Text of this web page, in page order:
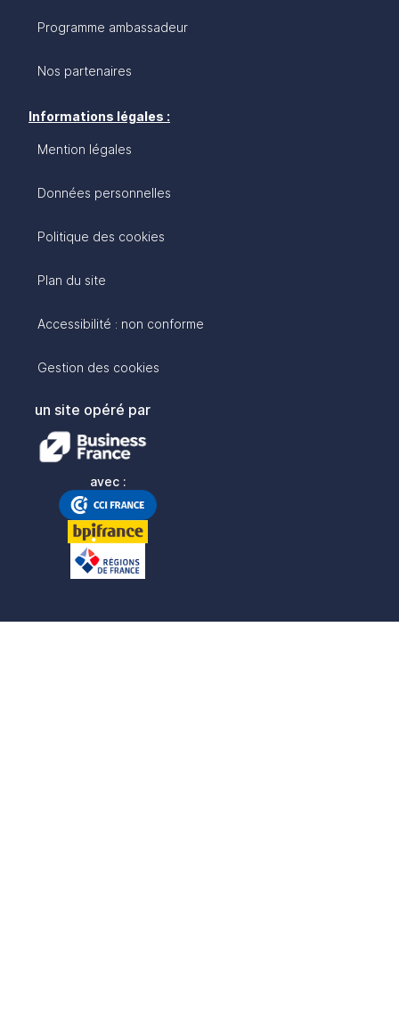
Programme ambassadeur
Nos partenaires
Informations légales :
Mention légales
Données personnelles
Politique des cookies
Plan du site
Accessibilité : non conforme
Gestion des cookies
un site opéré par
avec :